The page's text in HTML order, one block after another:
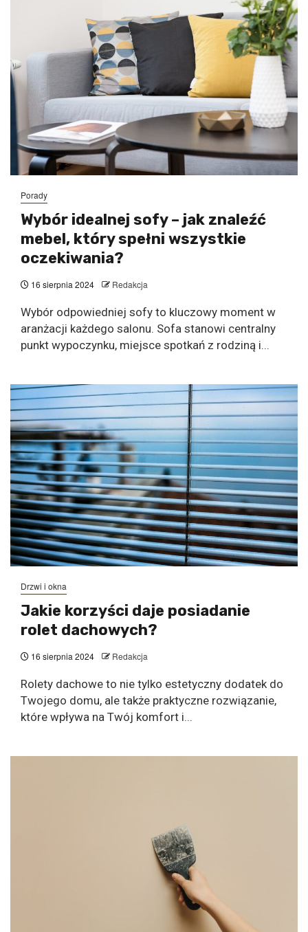
Porady
Wybór idealnej sofy – jak znaleźć
mebel, który spełni wszystkie
oczekiwania?
16 sierpnia 2024 Redakcja
Wybór odpowiedniej sofy to kluczowy moment w
aranżacji każdego salonu. Sofa stanowi centralny
punkt wypoczynku, miejsce spotkań z rodziną i...
Drzwi i okna
Jakie korzyści daje posiadanie
rolet dachowych?
16 sierpnia 2024 Redakcja
Rolety dachowe to nie tylko estetyczny dodatek do
Twojego domu, ale także praktyczne rozwiązanie,
które wpływa na Twój komfort i...